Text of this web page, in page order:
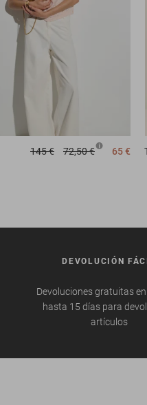
145 € 72,50 € 65 €
DEVOLUCIÓN
Devoluciones gratuitas
hasta 15 días para
artículos